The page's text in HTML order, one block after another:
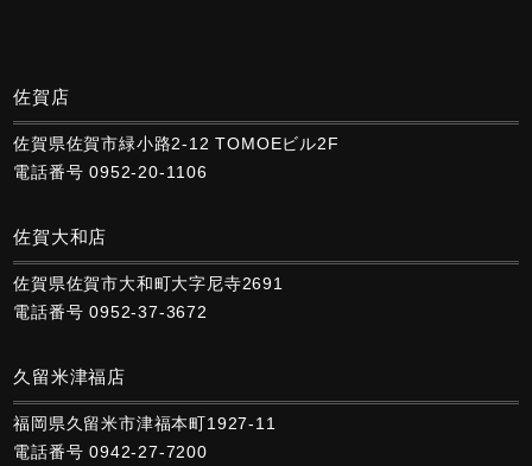
佐賀店
佐賀県佐賀市緑小路2-12 TOMOEビル2F
電話番号 0952-20-1106
佐賀大和店
佐賀県佐賀市大和町大字尼寺2691
電話番号 0952-37-3672
久留米津福店
福岡県久留米市津福本町1927-11
電話番号 0942-27-7200